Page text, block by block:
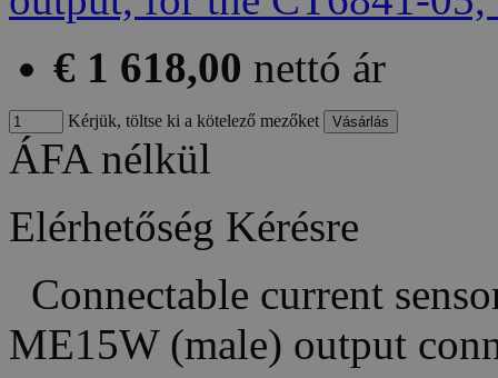
€ 1 618,00 nettó ár
Kérjük, töltse ki a kötelező mezőket
ÁFA nélkül
Elérhetőség Kérésre
Connectable current
ME15W (male) output